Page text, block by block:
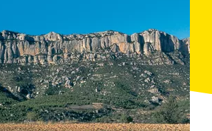
i esmorzar en la suite Montsant
2
vi i bombons de benvinguda
de cosmètica natural de Nina
al restaurant LaSerra.